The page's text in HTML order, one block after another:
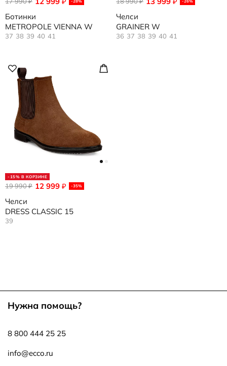
-28%
Ботинки
METROPOLE VIENNA W
37 38 39 40 41
-26%
Челси
GRAINER W
36 37 38 39 40 41
-15% В КОРЗИНЕ
12 999 ₽ -35%
19 990₽
Челси
DRESS CLASSIC 15
39
Нужна помощь?
8 800 444 25 25
info@ecco.ru